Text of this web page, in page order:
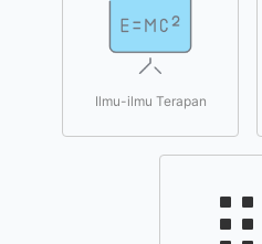
Ilmu-ilmu Terapan